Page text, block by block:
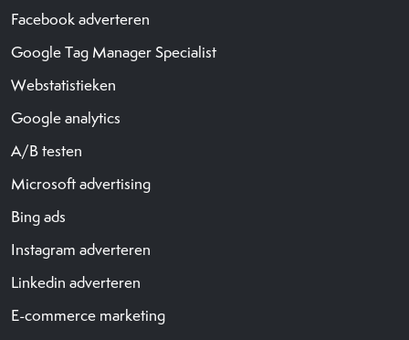
Facebook adverteren
Google Tag Manager Specialist
Webstatistieken
Google analytics
A/B testen
Microsoft advertising
Bing ads
Instagram adverteren
Linkedin adverteren
E-commerce marketing